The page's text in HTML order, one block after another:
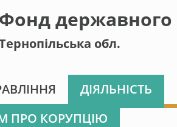
Фонд державного
обл.
ДІЯЛЬНІСТЬ
ПРО КОРУПЦІЮ